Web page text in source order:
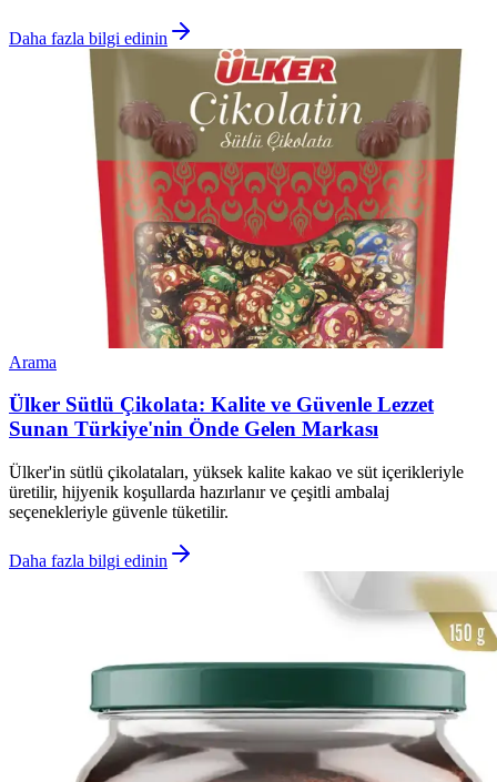
Daha fazla bilgi edinin
Arama
Ülker Sütlü Çikolata: Kalite ve Güvenle Lezzet
Sunan Türkiye'nin Önde Gelen Markası
Ülker'in sütlü çikolataları, yüksek kalite kakao ve süt içerikleriyle
üretilir, hijyenik koşullarda hazırlanır ve çeşitli ambalaj
seçenekleriyle güvenle tüketilir.
Daha fazla bilgi edinin